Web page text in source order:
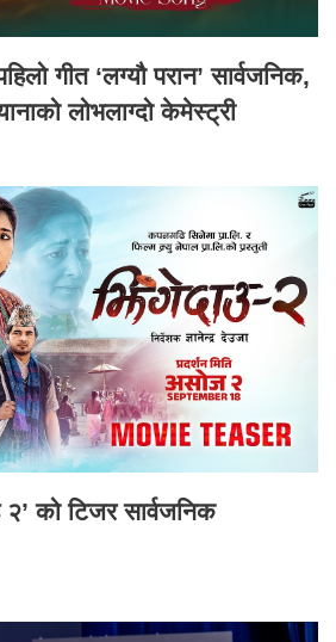
गीत ‘लग्यौ परान’ सार्वजनिक,
लोभलाग्दो केमेस्ट्री
२’ को टिजर सार्वजनिक